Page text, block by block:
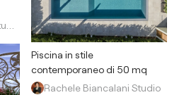
Piscina in stile
contemporaneo di 50 mq
Rachele Biancalani Studio